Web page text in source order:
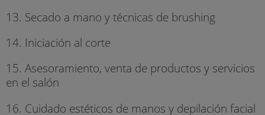
13. Secado a mano y técnicas de brushing
14. Iniciación al corte
15. Asesoramiento, venta de productos y servicios
en el salón
16. Cuidado estéticos de manos y depilación facial